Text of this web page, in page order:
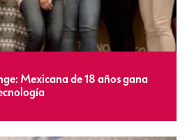
Mexicana de 18 años gana